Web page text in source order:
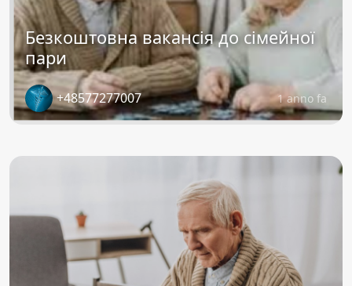
Безкоштовна вакансія до сімейної
пари
+48577277007 1 anno fa